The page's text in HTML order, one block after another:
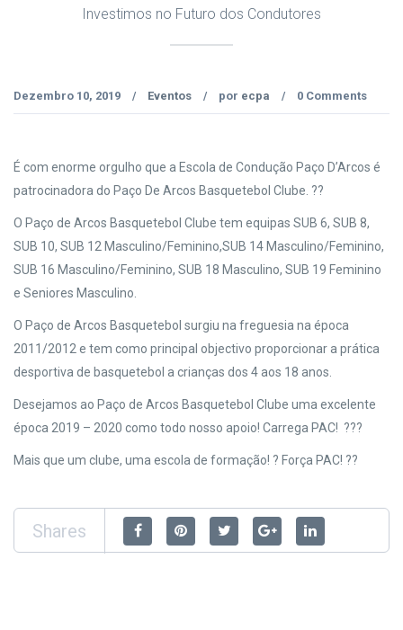
Investimos no Futuro dos Condutores
Dezembro 10, 2019 / Eventos / por ecpa / 0 Comments
É com enorme orgulho que a Escola de Condução Paço D’Arcos é
patrocinadora do Paço De Arcos Basquetebol Clube. ??
O Paço de Arcos Basquetebol Clube tem equipas SUB 6, SUB 8,
SUB 10, SUB 12 Masculino/Feminino,SUB 14 Masculino/Feminino,
SUB 16 Masculino/Feminino, SUB 18 Masculino, SUB 19 Feminino
e Seniores Masculino.
O Paço de Arcos Basquetebol surgiu na freguesia na época
2011/2012 e tem como principal objectivo proporcionar a prática
desportiva de basquetebol a crianças dos 4 aos 18 anos.
Desejamos ao Paço de Arcos Basquetebol Clube uma excelente
época 2019 – 2020 como todo nosso apoio! Carrega PAC! ???
Mais que um clube, uma escola de formação! ? Força PAC! ??
Shares